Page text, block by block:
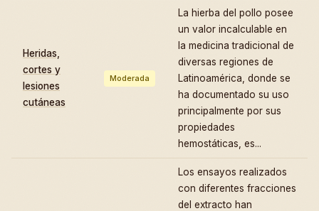
Heridas,
cortes y
lesiones
cutáneas
Moderada
La hierba del pollo posee
un valor incalculable en
la medicina tradicional de
diversas regiones de
Latinoamérica, donde se
ha documentado su uso
principalmente por sus
propiedades
hemostáticas, es...
Los ensayos realizados
con diferentes fracciones
del extracto han